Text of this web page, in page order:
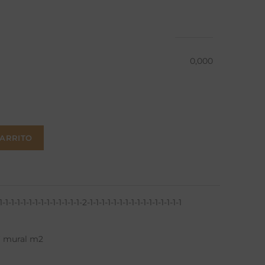
0,000
1-1-1-1-1-1-1-1-1-1-1-1-2-1-1-1-1-1-1-1-1-1-1-1-1-1-1-1-1
mural m2